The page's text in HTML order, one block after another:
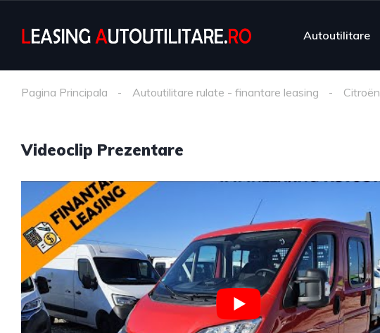
Autoutilitare
Pagina Principala Autoutilitare rulate - finantare leasing Citroën
Videoclip Prezentare